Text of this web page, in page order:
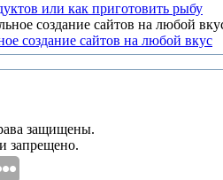
или как приготовить рыбу
создание сайтов на любой вкус
защищены.
запрещено.